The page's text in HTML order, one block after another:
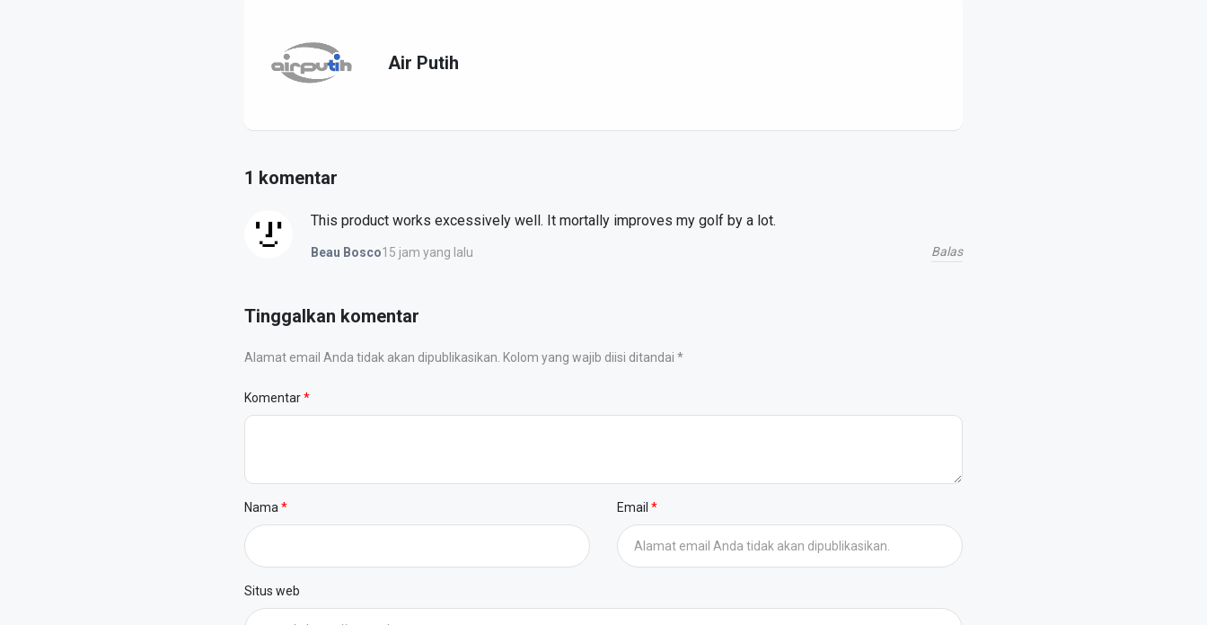
Air Putih
1 komentar
This product works excessively well. It mortally improves my golf by a lot.
Beau Bosco15 jam yang lalu Balas
Tinggalkan komentar
Alamat email Anda tidak akan dipublikasikan. Kolom yang wajib diisi ditandai *
Komentar
Nama Email
Situs web